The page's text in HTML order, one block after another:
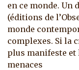
en ce monde. Un
(éditions de
monde
complexes. Si la
plus manifeste et
menaces